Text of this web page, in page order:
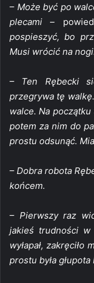
– Może być po
plecami –
pospieszyć, bo
Musi wrócić na
– Ten Rębecki
przegrywa tę
walce. Na
potem za nim do
prostu odsunąć.
– Dobra robota
końcem.
– Pierwszy raz
jakieś trudności w
wyłapał, zakręciło
prostu była